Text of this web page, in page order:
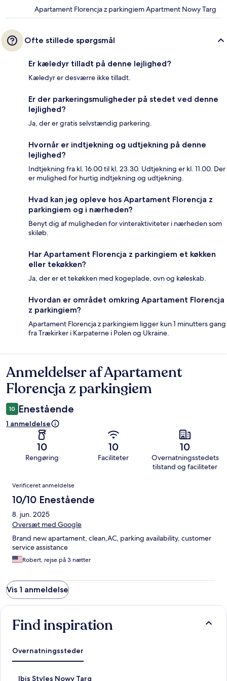
Apartament Florencja z parkingiem Apartment Nowy Targ
Ofte stillede spørgsmål
Er kæledyr tilladt på denne lejlighed?
Kæledyr er desværre ikke tilladt.
Er der parkeringsmuligheder på stedet ved denne
lejlighed?
Ja, der er gratis selvstændig parkering.
Hvornår er indtjekning og udtjekning på denne
lejlighed?
Indtjekning fra kl. 16.00 til kl. 23.30. Udtjekning er kl. 11.00. Der
er mulighed for hurtig indtjekning og udtjekning.
Hvad kan jeg opleve hos Apartament Florencja z
parkingiem og i nærheden?
Benyt dig af muligheden for vinteraktiviteter i nærheden som
skiløb.
Har Apartament Florencja z parkingiem et køkken
eller tekøkken?
Ja, der er et tekøkken med kogeplade, ovn og køleskab.
Hvordan er området omkring Apartament Florencja
z parkingiem?
Apartament Florencja z parkingiem ligger kun 1 minutters gang
fra Trækirker i Karpaterne i Polen og Ukraine.
Anmeldelser
Anmeldelser af Apartament
Florencja z parkingiem
10 Enestående
1 anmeldelse
10
Rengøring
10
Faciliteter
10
Overnatningsstedets
tilstand og faciliteter
Anmeldelser
Verificeret anmeldelse
10/10 Enestående
8. jun. 2025
Oversæt med Google
Brand new apartament, clean,AC, parking availability, customer
service assistance
Robert, rejse på 3 nætter
Vis 1 anmeldelse
Find inspiration
Overnatningssteder
Ibis Styles Nowy Targ
L